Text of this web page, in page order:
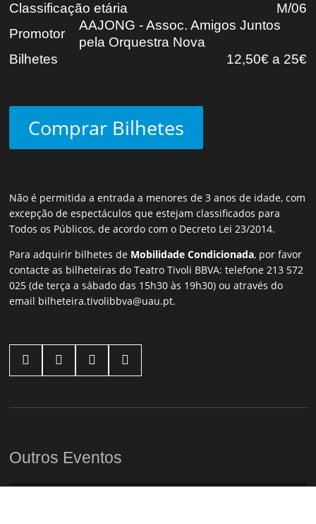
Classificação etária
M/06
Promotor
AAJONG - Assoc. Amigos Juntos
pela Orquestra Nova
Bilhetes
12,50€ a 25€
Comprar Bilhetes
Não é permitida a entrada a menores de 3 anos de idade, com
excepção de espectáculos que estejam classificados para
Todos os Públicos, de acordo com o Decreto Lei 23/2014.
Para adquirir bilhetes de Mobilidade Condicionada, por favor
contacte as bilheteiras do Teatro Tivoli BBVA: telefone 213 572
025 (de terça a sábado das 15h30 às 19h30) ou através do
email bilheteira.tivolibbva@uau.pt.
   
Outros Eventos